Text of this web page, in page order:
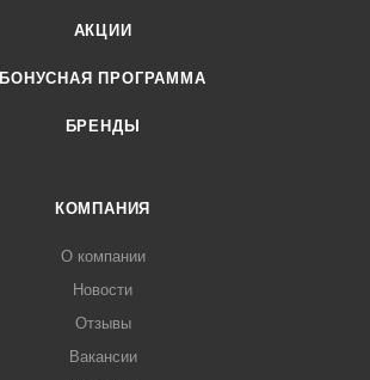
АКЦИИ
БОНУСНАЯ ПРОГРАММА
БРЕНДЫ
КОМПАНИЯ
О компании
Новости
Отзывы
Вакансии